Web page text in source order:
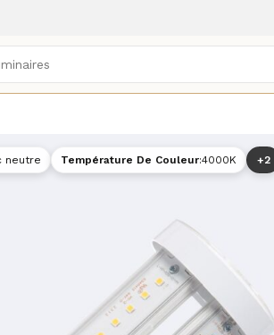
extérieurs/Ampoules LED extérieures/
neutre Température De Couleur:4000K +2